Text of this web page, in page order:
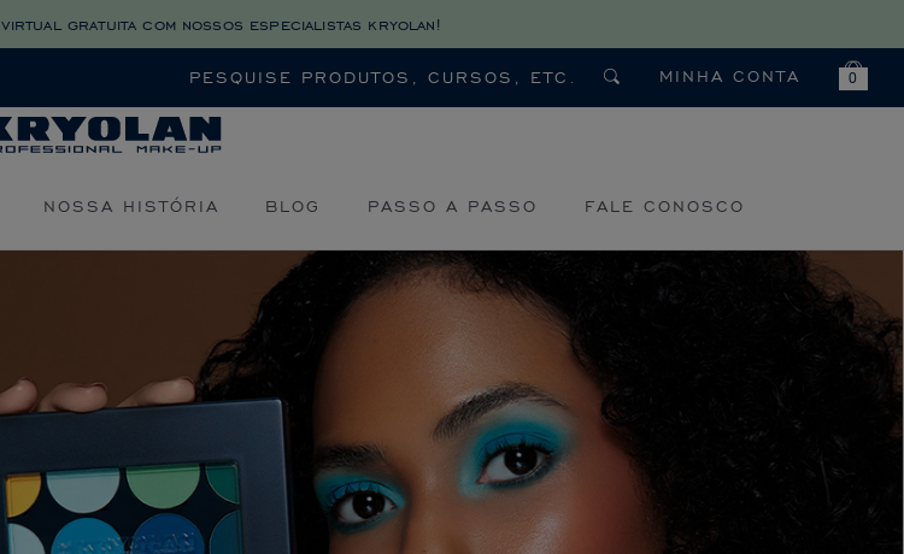
gratuita com nossos especialistas kryolan!
MINHA CONTA 0
NOSSA HISTÓRIA BLOG PASSO A PASSO FALE CONOSCO